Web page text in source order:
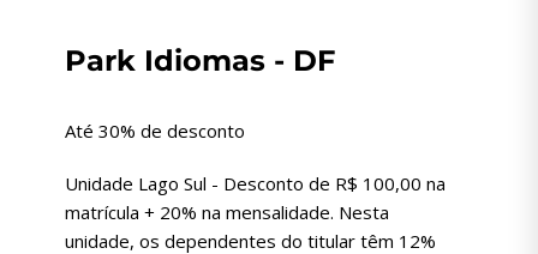
Park Idiomas - DF
Até 30% de desconto
Unidade Lago Sul - Desconto de R$ 100,00 na
matrícula + 20% na mensalidade. Nesta
unidade, os dependentes do titular têm 12%